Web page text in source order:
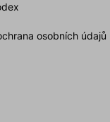
osobních údajů